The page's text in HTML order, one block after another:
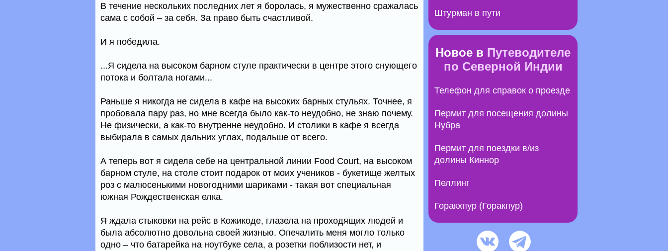
В течение нескольких последних лет я боролась, я мужественно сражалась
сама с собой – за себя. За право быть счастливой.
И я победила.
...Я сидела на высоком барном стуле практически в центре этого снующего
потока и болтала ногами...
Раньше я никогда не сидела в кафе на высоких барных стульях. Точнее, я
пробовала пару раз, но мне всегда было как-то неудобно, не знаю почему.
Не физически, а как-то внутренне неудобно. И столики в кафе я всегда
выбирала в самых дальних углах, подальше от всего.
А теперь вот я сидела себе на центральной линии Food Court, на высоком
барном стуле, на столе стоит подарок от моих учеников - букетище желтых
роз с малюсенькими новогодними шариками - такая вот специальная
южная Рождественская елка.
Я ждала стыковки на рейс в Кожикоде, глазела на проходящих людей и
была абсолютно довольна своей жизнью. Опечалить меня могло только
одно – что батарейка на ноутбуке села, а розетки поблизости нет, и
Штурман в пути
Новое в Путеводителе
по Северной Индии
Телефон для справок о проезде
Пермит для посещения долины
Нубра
Пермит для поездки в/из
долины Киннор
Пеллинг
Горакхпур (Горакпур)